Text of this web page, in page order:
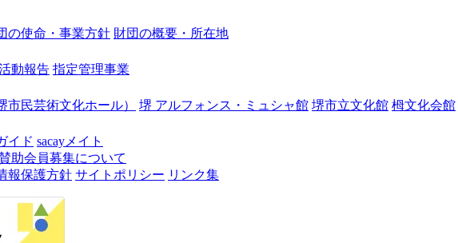
の使命・事業方針 財団の概要・所在地
動報告 指定管理事業
市民芸術文化ホール） 堺 アルフォンス・ミュシャ館 堺市立文化館 栂文化会館
イド sacayメイト
助会員募集について
報保護方針 サイトポリシー リンク集